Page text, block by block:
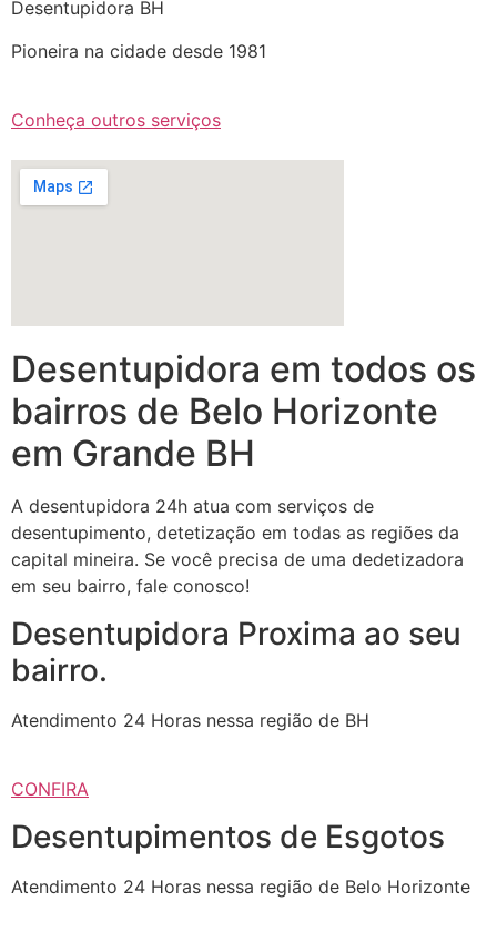
Desentupidora BH
Pioneira na cidade desde 1981
Conheça outros serviços
Desentupidora em todos os
bairros de Belo Horizonte
em Grande BH
A desentupidora 24h atua com serviços de
desentupimento, detetização em todas as regiões da
capital mineira. Se você precisa de uma dedetizadora
em seu bairro, fale conosco!
Desentupidora Proxima ao seu
bairro.
Atendimento 24 Horas nessa região de BH
CONFIRA
Desentupimentos de Esgotos
Atendimento 24 Horas nessa região de Belo Horizonte